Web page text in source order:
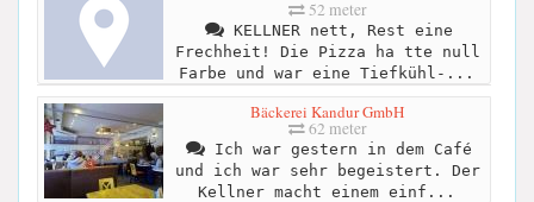
52 meter
KELLNER nett, Rest eine
Frechheit! Die Pizza ha tte null
Farbe und war eine Tiefkühl-...
Bäckerei Kandur GmbH
62 meter
Ich war gestern in dem Café
und ich war sehr begeistert. Der
Kellner macht einem einf...